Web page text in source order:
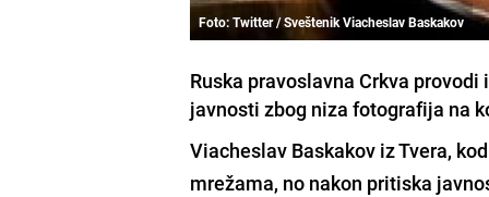
Foto: Twitter / Sveštenik Viacheslav Baskakov
Ruska pravoslavna Crkva
javnosti zbog niza fotografija na
Viacheslav Baskakov iz Tvera,
mrežama, no nakon pritiska